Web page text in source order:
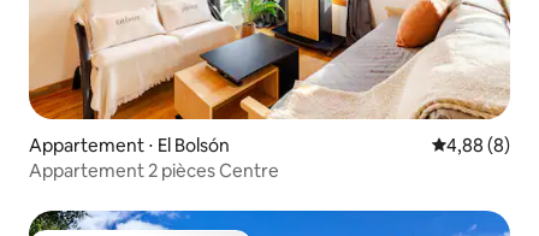
Appartement ⋅ El Bolsón Évaluation
4,88 (8)
Appartement 2 pièces Centre